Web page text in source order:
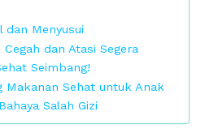
dan Menyusui
dan Atasi Segera
Seimbang!
Makanan Sehat untuk Anak
Salah Gizi